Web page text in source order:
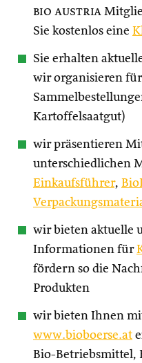
bio austria
Sie kostenlos eine
Sie erhalten
wir organisieren
Kartoffelsaatgut)
wir präsentieren
unterschiedlichen
Einkaufsführer,
wir bieten aktuelle
Informationen für
fördern so die
Produkten
wir bieten Ihnen
www.bioboerse.at
Bio-Betriebsmittel,